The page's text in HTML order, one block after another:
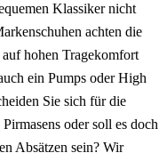
Klassiker nicht
achten die
hohen Tragekomfort
ein Pumps oder High
Sie sich für die
oder soll es doch
Absätzen sein? Wir